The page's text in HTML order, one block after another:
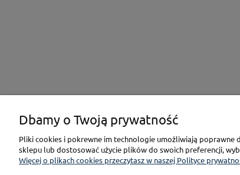
Dbamy o Twoją prywatność
Pliki cookies i pokrewne im technologie umożliwiają poprawne
sklepu lub dostosować użycie plików do swoich preferencji,
Więcej o plikach cookies przeczytasz w naszej Polityce